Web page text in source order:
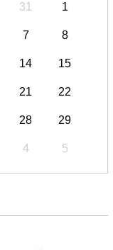
31 1
7 8
14 15
21 22
28 29
4 5